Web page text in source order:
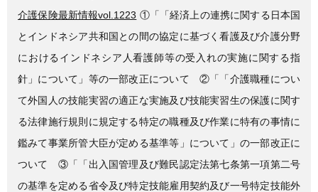
介護保険最新情報vol.1223 ①「「経済上の連携に関する日本国
とインドネシア共和国との間の協定に基づく看護及び介護分野
におけるインドネシア人看護師等の受入れの実施に関する指
針」について」等の一部改正について ②「「介護職種につい
て外国人の技能実習の適正な実施及び技能実習生の保護に関す
る法律施行規則に規定する特定の職種及び作業に特有の事情に
鑑みて事業所管大臣が定める基準等」について」の一部改正に
ついて ③「「出入国管理及び難民認定法第七条第一項第二号
の基準を定める省令及び特定技能雇用契約及び一号特定技能外